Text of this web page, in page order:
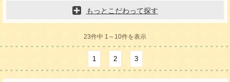
もっとこだわって探す
23件中 1～10件を表示
1 2 3